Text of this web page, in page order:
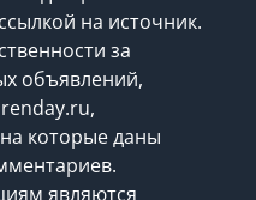
на источник.
за
объявлений,
которые даны
являются